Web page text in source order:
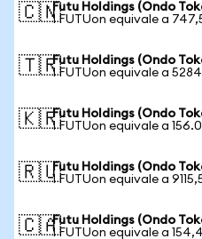
🇨🇳Futu Holdings (Ondo
1 FUTUon equivale a
🇹🇷Futu Holdings (Ondo
1 FUTUon equivale a
🇰🇷Futu Holdings (Ondo
1 FUTUon equivale a
🇷🇺Futu Holdings (Ondo
1 FUTUon equivale a
🇨🇦Futu Holdings (Ondo
1 FUTUon equivale a